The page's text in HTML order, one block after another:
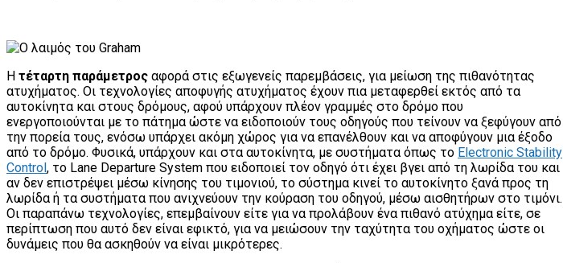
Η τέταρτη παράμετρος αφορά στις εξωγενείς παρεμβάσεις, για μείωση της πιθανότητας
ατυχήματος. Οι τεχνολογίες αποφυγής ατυχήματος έχουν πια μεταφερθεί εκτός από τα
αυτοκίνητα και στους δρόμους, αφού υπάρχουν πλέον γραμμές στο δρόμο που
ενεργοποιούνται με το πάτημα ώστε να ειδοποιούν τους οδηγούς που τείνουν να ξεφύγουν από
την πορεία τους, ενόσω υπάρχει ακόμη χώρος για να επανέλθουν και να αποφύγουν μια έξοδο
από το δρόμο. Φυσικά, υπάρχουν και στα αυτοκίνητα, με συστήματα όπως το Electronic Stability
Control, το Lane Departure System που ειδοποιεί τον οδηγό ότι έχει βγει από τη λωρίδα του και
αν δεν επιστρέψει μέσω κίνησης του τιμονιού, το σύστημα κινεί το αυτοκίνητο ξανά προς τη
λωρίδα ή τα συστήματα που ανιχνεύουν την κούραση του οδηγού, μέσω αισθητήρων στο τιμόνι.
Οι παραπάνω τεχνολογίες, επεμβαίνουν είτε για να προλάβουν ένα πιθανό ατύχημα είτε, σε
περίπτωση που αυτό δεν είναι εφικτό, για να μειώσουν την ταχύτητα του οχήματος ώστε οι
δυνάμεις που θα ασκηθούν να είναι μικρότερες.